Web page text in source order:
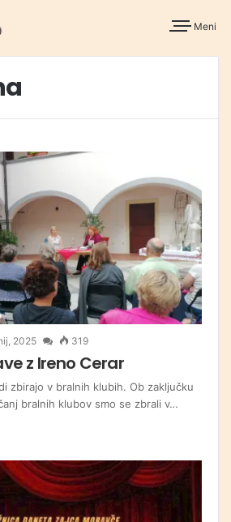
Meni
2025 319
z Ireno Cerar
zbirajo v bralnih klubih. Ob zaključku
bralnih klubov smo se zbrali v…